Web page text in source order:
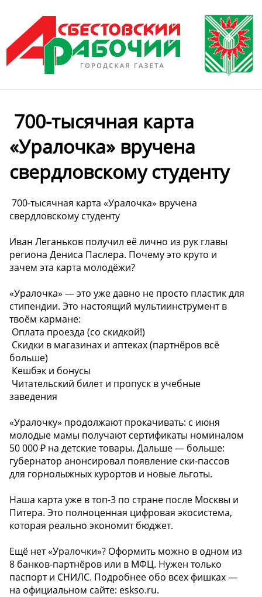
️ 700-тысячная карта
«Уралочка» вручена
свердловскому студенту
️ 700-тысячная карта «Уралочка» вручена
свердловскому студенту
Иван Леганьков получил её лично из рук главы
региона Дениса Паслера. Почему это круто и
зачем эта карта молодёжи?
«Уралочка» — это уже давно не просто пластик для
стипендии. Это настоящий мультиинструмент в
твоём кармане:
️ Оплата проезда (со скидкой!)
️ Скидки в магазинах и аптеках (партнёров всё
больше)
️ Кешбэк и бонусы
️ Читательский билет и пропуск в учебные
заведения
«Уралочку» продолжают прокачивать: с июня
молодые мамы получают сертификаты номиналом
50 000 ₽ на детские товары. Дальше — больше:
губернатор анонсировал появление ски-пассов
для горнолыжных курортов и новые льготы.
Наша карта уже в топ-3 по стране после Москвы и
Питера. Это полноценная цифровая экосистема,
которая реально экономит бюджет.
Ещё нет «Уралочки»? Оформить можно в одном из
8 банков-партнёров или в МФЦ. Нужен только
паспорт и СНИЛС. Подробнее обо всех фишках —
на официальном сайте: eskso.ru.